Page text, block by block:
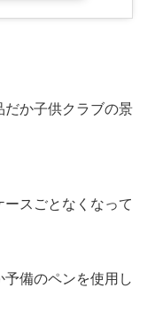
だか子供クラブの景
スごとなくなって
備のペンを使用し